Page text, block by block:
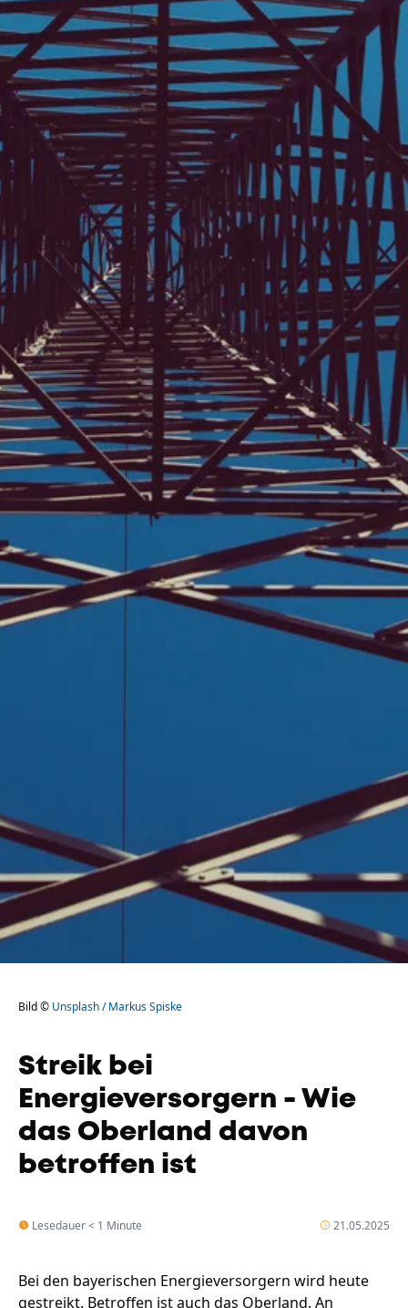
Podcast
Newsletter
Zeit fürs Oberland
Bild © Unsplash / Markus Spiske
Streik bei
Energieversorgern - Wie
das Oberland davon
betroffen ist
Lesedauer < 1 Minute 21.05.2025
Bei den bayerischen Energieversorgern wird heute
gestreikt. Betroffen ist auch das Oberland. An